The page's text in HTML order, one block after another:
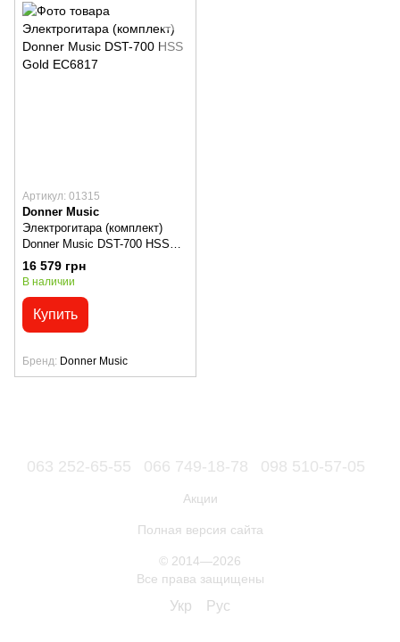
Артикул: 01315
Donner Music
Электрогитара (комплект)
Donner Music DST-700 HSS
Gold EC6817
16 579 грн
В наличии
Купить
Бренд Donner Music
063 252-65-55 066 749-18-78 098 510-57-05
Акции
Полная версия сайта
© 2014—2026
Все права защищены
Укр Рус